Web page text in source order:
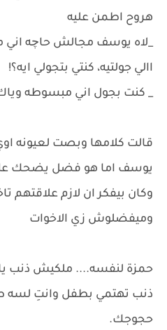
هروح اطمن عليه
_لاه يوسف مجالش حاچه
االي جولتيه، كنتي بتجولي ايه؟!
_ كنت بجول اني مبسوطه
قالت كلامها وبصت لعيونه
يوسف اما هو فضل يضحك
وكان بيفكر ان لازم علاقتهم
وميفضلوش زي الاخوات
حمزة لنفسه.... ملكيش ذنب
ذنب تهتمي بطفل وانتِ لسه
حجوجك.